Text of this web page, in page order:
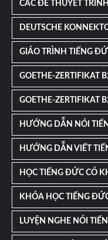
CÁC ĐỀ THUYẾT
DEUTSCHE
GIÁO TRÌNH TIẾNG
GOETHE-ZERTIFIKAT
GOETHE-ZERTIFIKAT
HƯỚNG DẪN NÓI
HƯỚNG DẪN VIẾT
HỌC TIẾNG ĐỨC CÓ
KHÓA HỌC TIẾNG
LUYỆN NGHE NÓI